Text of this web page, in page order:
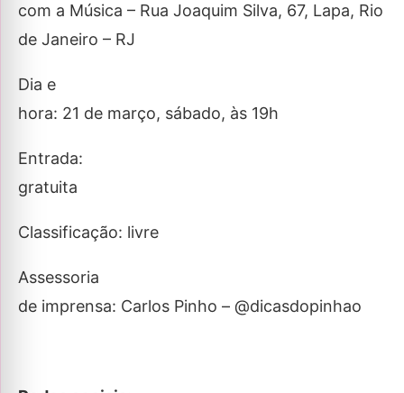
com a Música – Rua Joaquim Silva, 67, Lapa, Rio
de Janeiro – RJ
Dia e
hora: 21 de março, sábado, às 19h
Entrada:
gratuita
Classificação: livre
Assessoria
de imprensa: Carlos Pinho – @dicasdopinhao